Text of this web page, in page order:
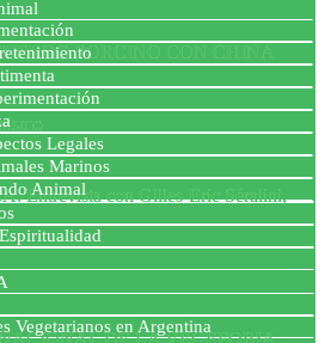
PORCINO CON CHINA
Entrevista con Gilles-Eric Séralini,
NACIONAL DE LA VEGEFOBIA
Legales
Marinos
Animal
Vegetarianos en Argentina